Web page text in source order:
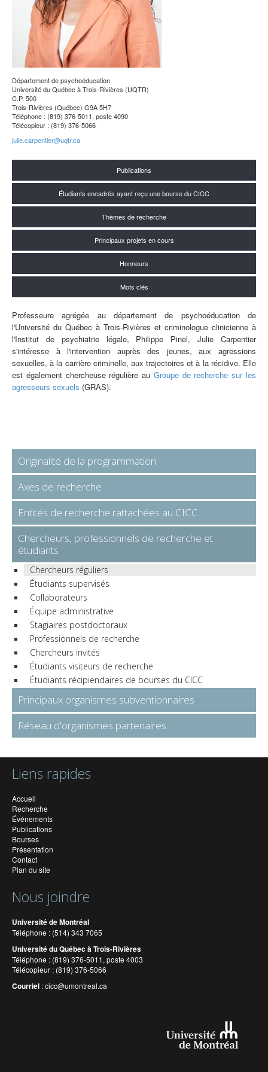
Département de psychoéducation
Université du Québec à Trois-Rivières (UQTR)
C.P. 500
Trois-Rivières (Québec) G9A 5H7
Téléphone : (819) 376-5011, poste 4090
Télécopieur : (819) 376-5066
julie.carpentier@uqtr.ca
Publications
Étudiants encadrés ayant reçu une bourse du CICC
Thèmes de recherche
Principaux projets en cours
Honneurs
Mots clés
Professeure agrégée au département de psychoéducation de
l'Université du Québec à Trois-Rivières et criminologue clinicienne à
l'Institut de psychiatrie légale, Philippe Pinel, Julie Carpentier
s'intéresse à l'intervention auprès des jeunes, aux agressions
sexuelles, à la carrière criminelle, aux trajectoires et à la récidive. Elle
est également chercheuse régulière au Groupe de recherche sur les
agresseurs sexuels (GRAS).
Originalité de la programmation
Axes de recherche
Entités de recherche rattachées au CICC
Chercheurs, professionnels de recherche et
étudiants
Chercheurs réguliers
Étudiants supervisés
Collaborateurs
Équipe administrative
Stagiaires postdoctoraux
Professionnels de recherche
Chercheurs invités
Étudiants visiteurs de recherche
Étudiants récipiendaires de bourses du CICC
Principaux organismes subventionnaires
Réseau d'organismes partenaires
Liens rapides
Accueil
Recherche
Événements
Publications
Bourses
Présentation
Contact
Plan du site
Nous joindre
Université de Montréal
Téléphone : (514) 343 7065
Université du Québec à Trois-Rivières
Téléphone : (819) 376-5011, poste 4003
Télécopieur : (819) 376-5066
Courriel :cicc@umontreal.ca